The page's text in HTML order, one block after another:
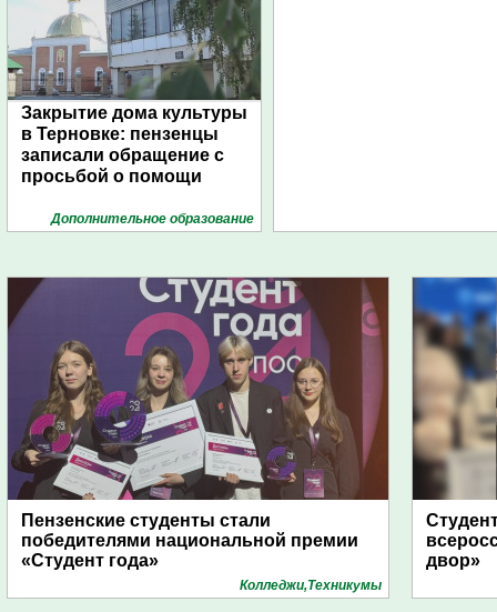
Закрытие дома культуры
в Терновке: пензенцы
записали обращение с
просьбой о помощи
Дополнительное образование
Пензенские студенты стали
победителями национальной премии
«Студент года»
Колледжи,Техникумы
двор»